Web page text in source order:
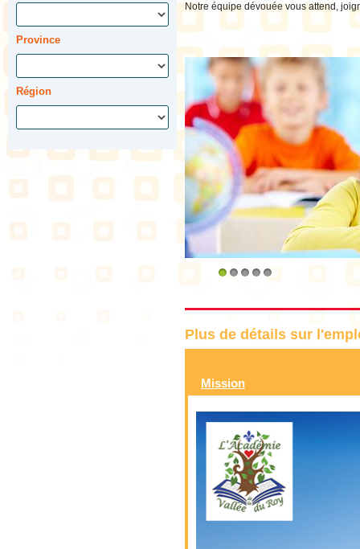
Province
Région
Notre équipe dévouée vous attend,
Plus de détails sur
Mission